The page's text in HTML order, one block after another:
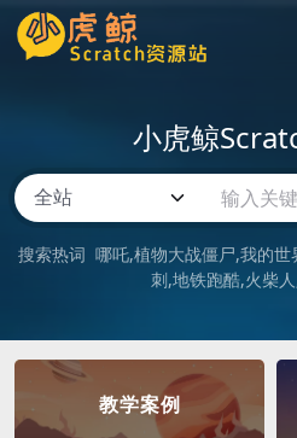
小虎鲸
搜索热词 哪吒 植物大战僵尸 我的世
刺 地铁跑酷 火柴人
教学案例